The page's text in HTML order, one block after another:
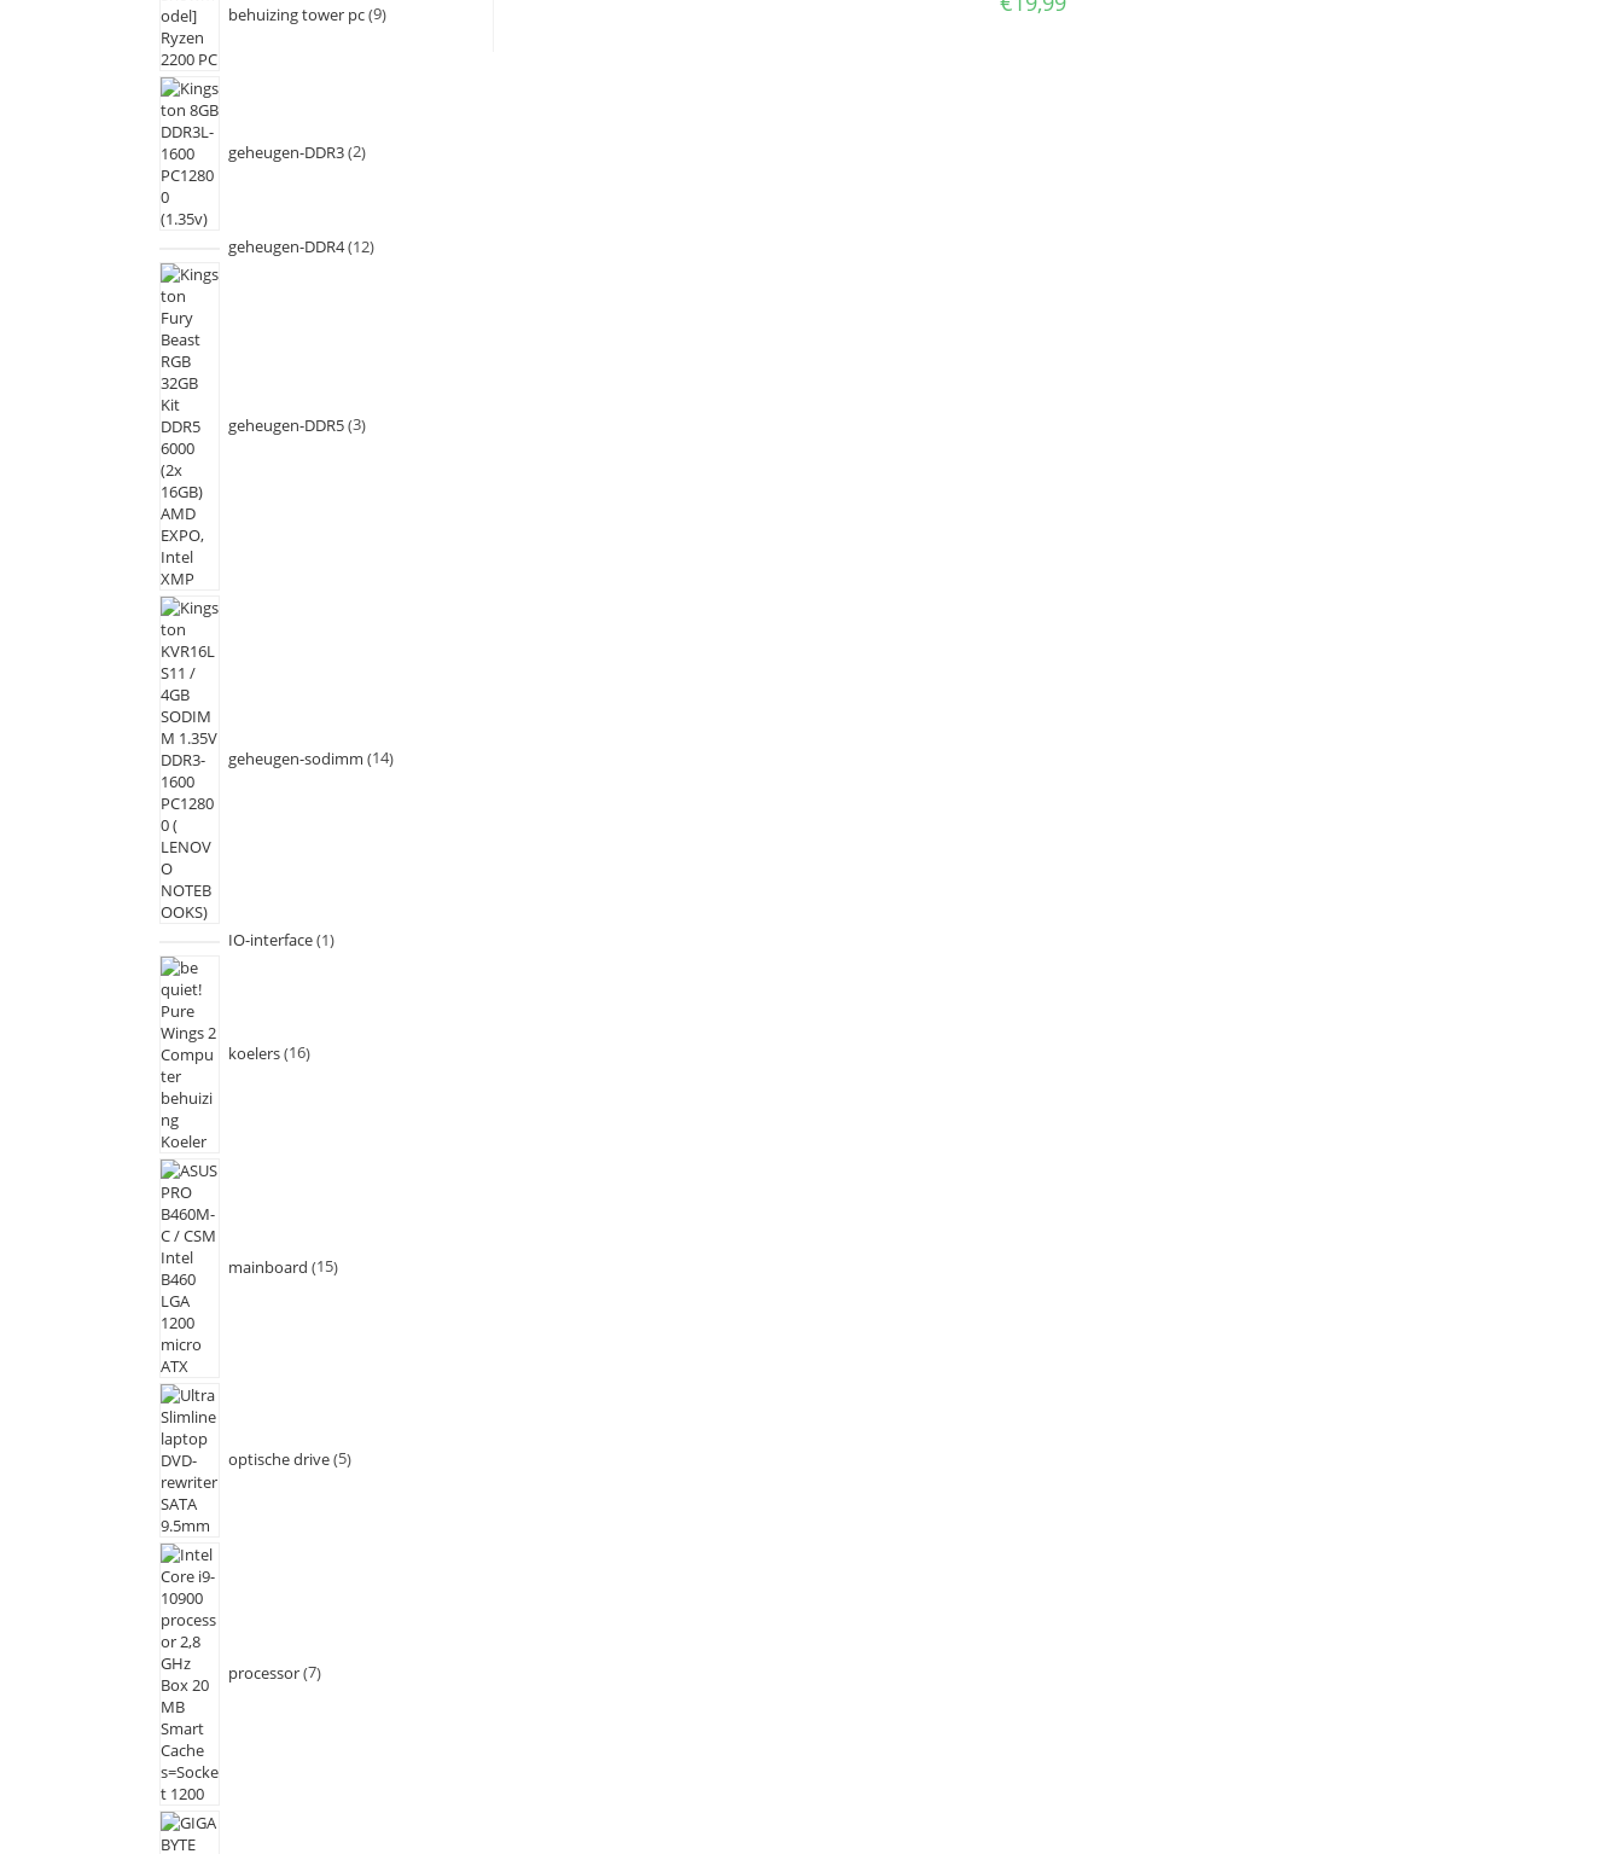
behuizing tower pc 9
geheugen-DDR3 2
geheugen-DDR4 12
geheugen-DDR5 3
geheugen-sodimm 14
IO-interface 1
koelers 16
mainboard 15
optische drive 5
processor 7